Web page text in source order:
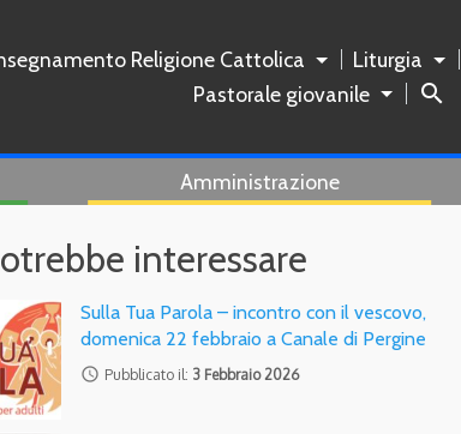
Religione Cattolica
Liturgia
Pastorale giovanile
search
Amministrazione
interessare
Sulla Tua Parola – incontro con il vescovo,
domenica 22 febbraio a Canale di Pergine
access_time Pubblicato il: 3 Febbraio 2026